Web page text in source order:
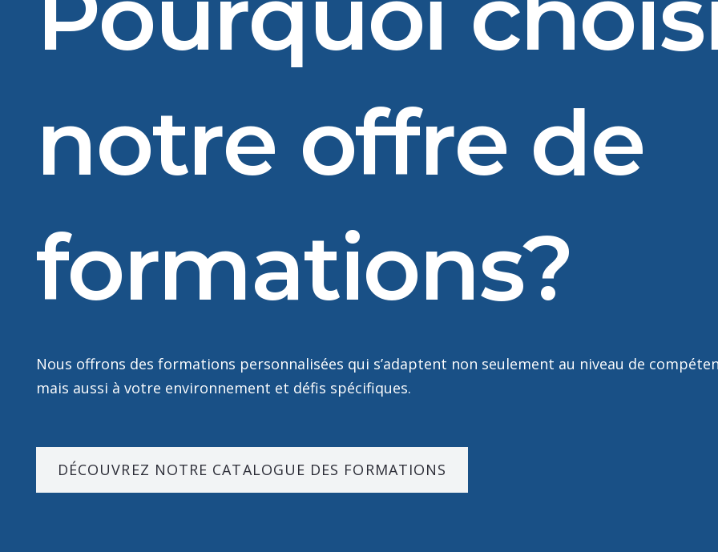
notre offre de
formations?
Nous offrons des formations personnalisées qui s’adaptent non seulement au niveau de
mais aussi à votre environnement et défis spécifiques.
DÉCOUVREZ NOTRE CATALOGUE DES FORMATIONS